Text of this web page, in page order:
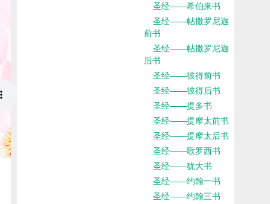
圣经——希伯来书
圣经——帖撒罗尼迦
前书
圣经——帖撒罗尼迦
后书
圣经——彼得前书
圣经——彼得后书
圣经——提多书
圣经——提摩太前书
圣经——提摩太后书
圣经——歌罗西书
圣经——犹大书
圣经——约翰一书
圣经——约翰三书